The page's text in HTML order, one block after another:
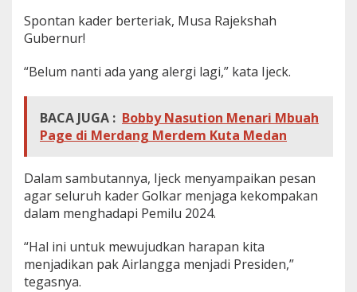
Spontan kader berteriak, Musa Rajekshah
Gubernur!
“Belum nanti ada yang alergi lagi,” kata Ijeck.
BACA JUGA : Bobby Nasution Menari Mbuah
Page di Merdang Merdem Kuta Medan
Dalam sambutannya, Ijeck menyampaikan pesan
agar seluruh kader Golkar menjaga kekompakan
dalam menghadapi Pemilu 2024.
“Hal ini untuk mewujudkan harapan kita
menjadikan pak Airlangga menjadi Presiden,”
tegasnya.